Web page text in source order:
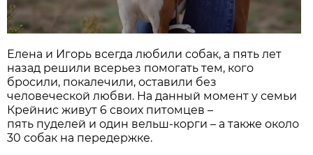
Елена и Игорь всегда любили собак, а пять лет
назад решили всерьез помогать тем, кого
бросили, покалечили, оставили без
человеческой любви. На данный момент у семьи
Крейнис живут 6 своих питомцев –
пять пуделей и один вельш-корги – а также около
30 собак на передержке.